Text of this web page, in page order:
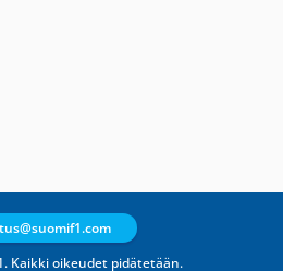
Kaikki oikeudet pidätetään.